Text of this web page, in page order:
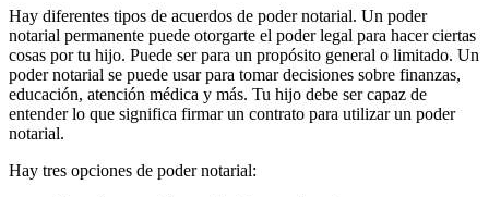
Hay diferentes tipos de acuerdos de poder notarial. Un poder
notarial permanente puede otorgarte el poder legal para hacer ciertas
cosas por tu hijo. Puede ser para un propósito general o limitado. Un
poder notarial se puede usar para tomar decisiones sobre finanzas,
educación, atención médica y más. Tu hijo debe ser capaz de
entender lo que significa firmar un contrato para utilizar un poder
notarial.
Hay tres opciones de poder notarial: